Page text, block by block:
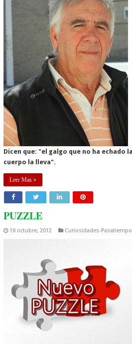
Dicen que: "el galgo que no ha echado
cuerpo la lleva".
Leer Mas »
PUZZLE
18 octubre, 2012 Curiosidades-